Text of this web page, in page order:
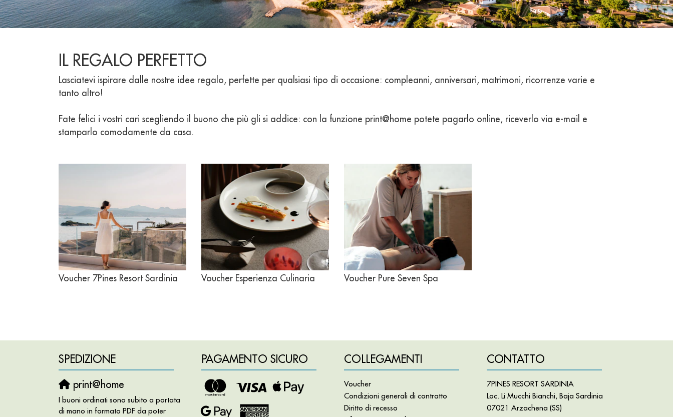
IL REGALO PERFETTO
Lasciatevi ispirare dalle nostre idee regalo, perfette per qualsiasi tipo di occasione: compleanni, anniversari, matrimoni, ricorrenze varie e
tanto altro!
Fate felici i vostri cari scegliendo il buono che più gli si addice: con la funzione print@home potete pagarlo online, riceverlo via e-mail e
stamparlo comodamente da casa.
Voucher 7Pines Resort Sardinia Voucher Esperienza Culinaria Voucher Pure Seven Spa
SPEDIZIONE
print@home
I buoni ordinati sono subito a portata
di mano in formato PDF da poter
PAGAMENTO SICURO COLLEGAMENTI
Voucher
Condizioni generali di contratto
Diritto di recesso
CONTATTO
7PINES RESORT SARDINIA
Loc. Li Mucchi Bianchi, Baja Sardinia
07021 Arzachena (SS)